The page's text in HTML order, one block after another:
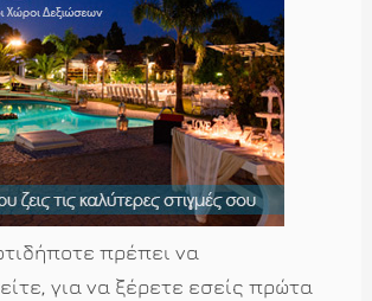
πρέπει να
για να ξέρετε εσείς πρώτα